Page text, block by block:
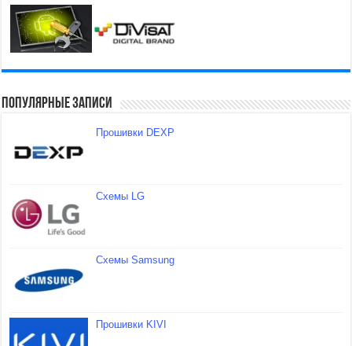
Популярные записи
Прошивки DEXP
Схемы LG
Схемы Samsung
Прошивки KIVI